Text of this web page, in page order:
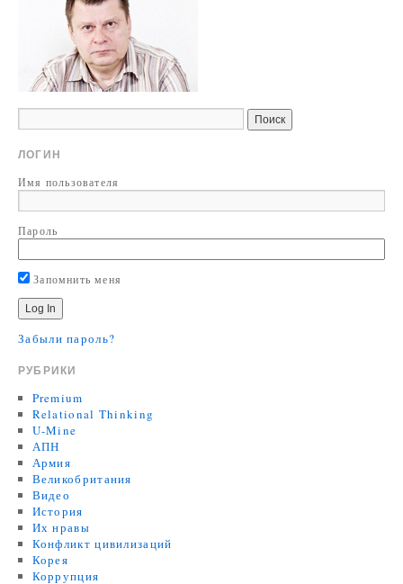
ЛОГИН
Имя пользователя
Пароль
Запомнить меня
Забыли пароль?
РУБРИКИ
Premium
Relational Thinking
U-Mine
АПН
Армия
Великобритания
Видео
История
Их нравы
Конфликт цивилизаций
Корея
Коррупция